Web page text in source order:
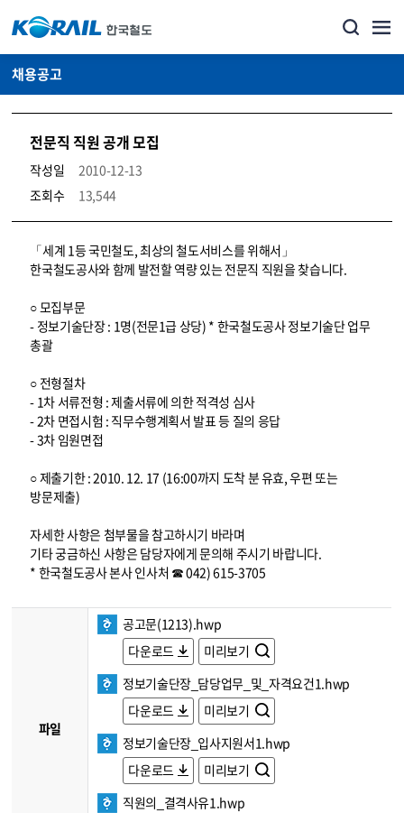
채용공고
전문직 직원 공개 모집
작성일
2010-12-13
조회수
13,544
코레일소개_경영공시_채용공고 상세보기 – 내용, 파일, 담당자 연락처로 구성
「세계 1등 국민철도, 최상의 철도서비스를 위해서」
한국철도공사와 함께 발전할 역량 있는 전문직 직원을 찾습니다.
○ 모집부문
- 정보기술단장 : 1명(전문1급 상당) * 한국철도공사 정보기술단 업무
총괄
○ 전형절차
- 1차 서류전형 : 제출서류에 의한 적격성 심사
- 2차 면접시험 : 직무수행계획서 발표 등 질의 응답
- 3차 임원면접
○ 제출기한 : 2010. 12. 17 (16:00까지 도착 분 유효, 우편 또는
방문제출)
자세한 사항은 첨부물을 참고하시기 바라며
기타 궁금하신 사항은 담당자에게 문의해 주시기 바랍니다.
* 한국철도공사 본사 인사처 ☎ 042) 615-3705
파일
공고문(1213).hwp
다운로드
미리보기
정보기술단장_담당업무_및_자격요건1.hwp
다운로드
미리보기
정보기술단장_입사지원서1.hwp
다운로드
미리보기
직원의_결격사유1.hwp